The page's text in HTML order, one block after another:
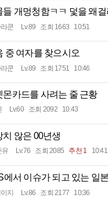
들 개멍청함ㅋㅋ 덫을 왜
쿤 Lv.89 조회 1663 10:51
중 여자를 찾으시오
쿤 Lv.89 조회 1751 10:46
몬카드를 사려는 줄 근황
Lv.60 조회 2092 10:43
치 않은 00년생
유 Lv.76 조회 2085 추천 1 10:41
에서 이슈가 되고 있는 일
지 Lv.86 조회 2177 10:36